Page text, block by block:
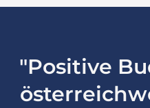
"Positive